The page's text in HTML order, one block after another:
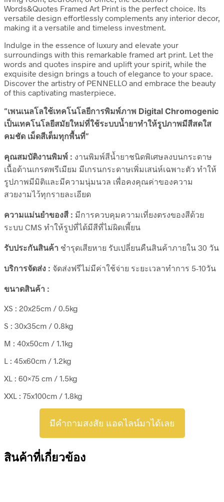
Words&Quotes Framed Art Print is the perfect choice. Its
versatile design effortlessly complements any interior decor,
making it a versatile and timeless investment.
Indulge in the essence of luxury and elevate your
surroundings with this remarkable framed art print. Let the
words and quotes inspire and uplift your spirit, while the
exquisite design brings a touch of elegance to your space.
Discover the artistry of PENNELLO and embrace the beauty
of this captivating masterpiece.
“เพนเนลโลใช้เทคโนโลยีการพิมพ์ภาพ Digital Chromogenic
เป็นเทคโนโลยีสมัยใหม่ที่ใช้ระบบน้ำยาทำให้รูปภาพมีสีสดใส
คมชัด เม็ดสีเต็มทุกพื้นที่”
คุณสมบัติงานพิมพ์ : งานพิมพ์สีน้ำยาชนิดพิเศษลงบนกระดาษ
เนื้อด้านเกรดพรีเมียม มีเกรนกระดาษเพิ่มเสน่ห์เฉพาะตัว ทำให้
รูปภาพมีมิติและมีความนุ่มนวล เพื่อคงคุณค่าของความ
สวยงามไว้ทุกรายละเอียด
ความแม่นยำของสี : มีการควบคุมความเที่ยงตรงของสีด้วย
ระบบ CMS ทำให้รูปที่ได้มีสีที่ไม่ผิดเพี้ยน
รับประกันสินค้า ชำรุดเสียหาย รับเปลี่ยนคืนสินค้าภายใน 30 วัน
บริการจัดส่ง : จัดส่งฟรีไม่มีค่าใช้จ่าย ระยะเวลาทำการ 5-10วัน
ขนาดสินค้า :
XS : 20x25cm / 0.5kg
S : 30x35cm / 0.8kg
M : 40x50cm / 1.1kg
L : 45x60cm / 1.2kg
XL : 60×75 cm / 1.5kg
XXL : 75x100cm / 1.8kg
มีคำถามสงสัย แอดไลน์มาได้เลย
สินค้าที่เกี่ยวข้อง